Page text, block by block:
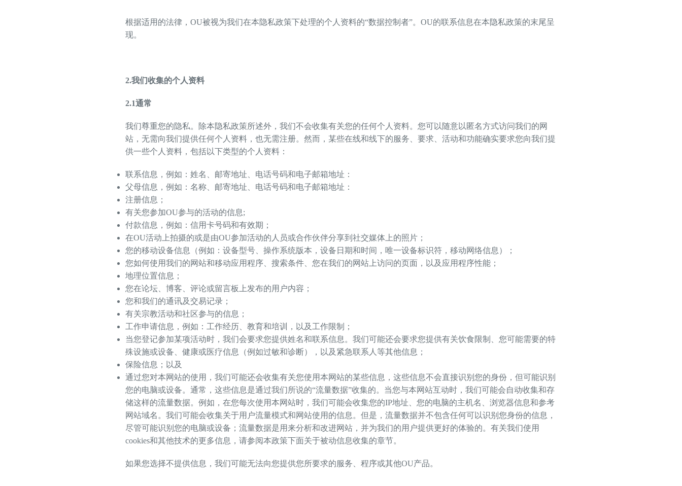
根据适用的法律，OU被视为我们在本隐私政策下处理的个人资料的“数据控制者”。OU的联系信息在本隐私政策的末尾呈
现。
2.我们收集的个人资料
2.1通常
我们尊重您的隐私。除本隐私政策所述外，我们不会收集有关您的任何个人资料。您可以随意以匿名方式访问我们的网
站，无需向我们提供任何个人资料，也无需注册。然而，某些在线和线下的服务、要求、活动和功能确实要求您向我们提
供一些个人资料，包括以下类型的个人资料：
联系信息，例如：姓名、邮寄地址、电话号码和电子邮箱地址：
父母信息，例如：名称、邮寄地址、电话号码和电子邮箱地址：
注册信息；
有关您参加OU参与的活动的信息;
付款信息，例如：信用卡号码和有效期；
在OU活动上拍摄的或是由OU参加活动的人员或合作伙伴分享到社交媒体上的照片；
您的移动设备信息（例如：设备型号、操作系统版本，设备日期和时间，唯一设备标识符，移动网络信息）；
您如何使用我们的网站和移动应用程序、搜索条件、您在我们的网站上访问的页面，以及应用程序性能；
地理位置信息；
您在论坛、博客、评论或留言板上发布的用户内容；
您和我们的通讯及交易记录；
有关宗教活动和社区参与的信息；
工作申请信息，例如：工作经历、教育和培训，以及工作限制；
当您登记参加某项活动时，我们会要求您提供姓名和联系信息。我们可能还会要求您提供有关饮食限制、您可能需要的特
殊设施或设备、健康或医疗信息（例如过敏和诊断），以及紧急联系人等其他信息；
保险信息；以及
通过您对本网站的使用，我们可能还会收集有关您使用本网站的某些信息，这些信息不会直接识别您的身份，但可能识别
您的电脑或设备。通常，这些信息是通过我们所说的“流量数据”收集的。当您与本网站互动时，我们可能会自动收集和存
储这样的流量数据。例如，在您每次使用本网站时，我们可能会收集您的IP地址、您的电脑的主机名、浏览器信息和参考
网站域名。我们可能会收集关于用户流量模式和网站使用的信息。但是，流量数据并不包含任何可以识别您身份的信息，
尽管可能识别您的电脑或设备；流量数据是用来分析和改进网站，并为我们的用户提供更好的体验的。有关我们使用
cookies和其他技术的更多信息，请参阅本政策下面关于被动信息收集的章节。
如果您选择不提供信息，我们可能无法向您提供您所要求的服务、程序或其他OU产品。